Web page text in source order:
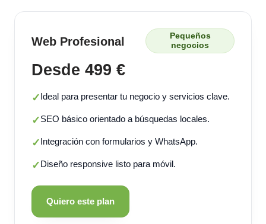
Web Profesional
Pequeños
negocios
Desde 499 €
✓Ideal para presentar tu negocio y servicios clave.
✓SEO básico orientado a búsquedas locales.
✓Integración con formularios y WhatsApp.
✓Diseño responsive listo para móvil.
Quiero este plan